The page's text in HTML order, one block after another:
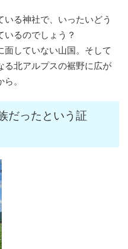
る神社で、いったいどう
いるのでしょう？
していない山国。そして
る北アルプスの裾野に広が
。
だったという証